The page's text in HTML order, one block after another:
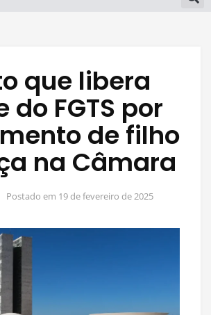
que libera
do FGTS por
de filho
na Câmara
Postado em 19 de fevereiro de 2025